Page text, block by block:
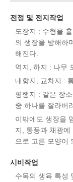
전정 및 전지작업
도장지 : 수형을
의 생장을 방해하
해진다.
역지, 하지 : 나무
내향지, 교차지 :
평행지 : 같은 장
중 하나를 잘라버
이밖에도 생장을
지, 통풍과 채광
으로 고른 모양이
시비작업
수목의 생육 특성